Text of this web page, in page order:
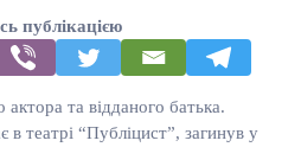
публікацією
актора та відданого батька.
театрі “Публіцист”, загинув у